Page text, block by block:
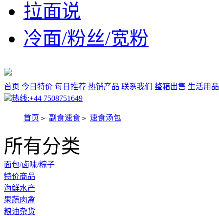
拉面说
冷面/粉丝/宽粉
首页 今日特价 每日推荐 热销产品 联系我们 整箱出售 生活用品
热线:+44 7508751649
首页 > 副食速食 > 速食汤包
所有分类
面包/卤味/粽子
特价商品
海鲜水产
果蔬肉禽
粮油杂货